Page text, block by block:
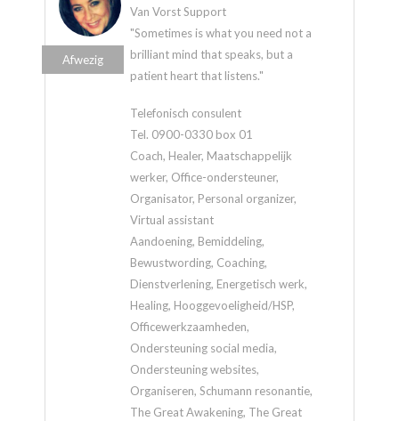
Van Vorst Support
"Sometimes is what you need not a
brilliant mind that speaks, but a
patient heart that listens."
Telefonisch consulent
Tel. 0900-0330 box 01
Coach, Healer, Maatschappelijk
werker, Office-ondersteuner,
Organisator, Personal organizer,
Virtual assistant
Aandoening, Bemiddeling,
Bewustwording, Coaching,
Dienstverlening, Energetisch werk,
Healing, Hooggevoeligheid/HSP,
Officewerkzaamheden,
Ondersteuning social media,
Ondersteuning websites,
Organiseren, Schumann resonantie,
The Great Awakening, The Great
Afwezig